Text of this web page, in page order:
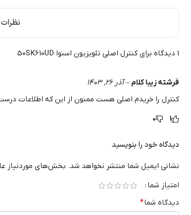
نظرات
1 دیدگاه برای کنترل اصلی تلویزیون اسنوا 50SK610UD
فرشته زیبا کلام – آذر 26, 1403
کنترل را خریدم اصلی هست ممنون از این که اطلاعات
1
0
دیدگاه خود را بنویسید
نشانی ایمیل شما منتشر نخواهد شد. بخش‌های موردنیاز
امتیاز شما
دیدگاه شما*